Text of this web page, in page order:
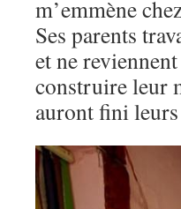
m’emmène
Ses parents
et ne
construire leur
auront fini